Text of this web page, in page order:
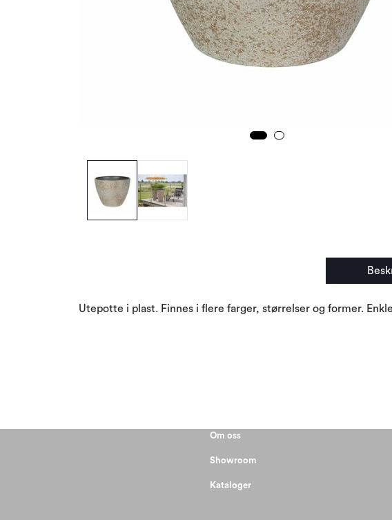
Utepotte i plast. Finnes i flere farger, størrelser og former.
Om oss
Showroom
Kataloger